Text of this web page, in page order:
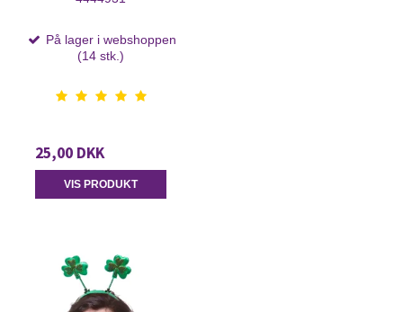
På lager i webshoppen
(14 stk.)
25,00 DKK
VIS PRODUKT